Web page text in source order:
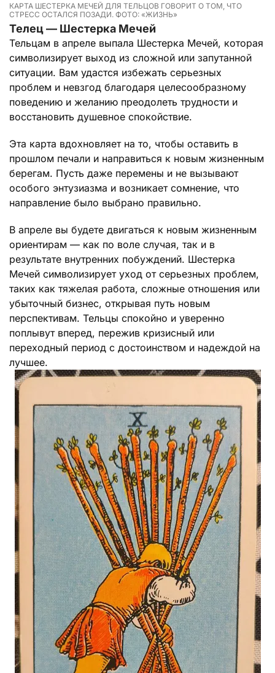
КАРТА ШЕСТЕРКА МЕЧЕЙ ДЛЯ ТЕЛЬЦОВ ГОВОРИТ О ТОМ, ЧТО
СТРЕСС ОСТАЛСЯ ПОЗАДИ. ФОТО: «ЖИЗНЬ»
Телец — Шестерка Мечей
Тельцам в апреле выпала Шестерка Мечей, которая
символизирует выход из сложной или запутанной
ситуации. Вам удастся избежать серьезных
проблем и невзгод благодаря целесообразному
поведению и желанию преодолеть трудности и
восстановить душевное спокойствие.
Эта карта вдохновляет на то, чтобы оставить в
прошлом печали и направиться к новым жизненным
берегам. Пусть даже перемены и не вызывают
особого энтузиазма и возникает сомнение, что
направление было выбрано правильно.
В апреле вы будете двигаться к новым жизненным
ориентирам — как по воле случая, так и в
результате внутренних побуждений. Шестерка
Мечей символизирует уход от серьезных проблем,
таких как тяжелая работа, сложные отношения или
убыточный бизнес, открывая путь новым
перспективам. Тельцы спокойно и уверенно
поплывут вперед, пережив кризисный или
переходный период с достоинством и надеждой на
лучшее.